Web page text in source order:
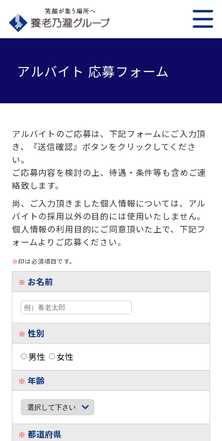
アルバイト 応募フォーム
アルバイトのご応募は、下記フォームにご入力頂
き、『送信確認』ボタンをクリックしてくださ
い。
ご応募内容を検討の上、待遇・条件等も含めご連
絡致します。
尚、ご入力頂きました個人情報については、アル
バイトの採用以外の目的には使用いたしません。
個人情報の利用目的にご同意頂いた上で、下記フ
ォームよりご応募ください。
※印は必須項目です。
※ お名前
※ 性別
男性
女性
※ 年齢
※ 都道府県